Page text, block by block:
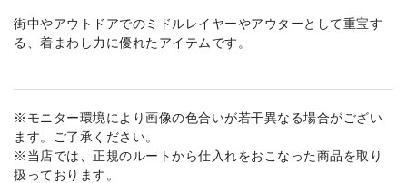
街中やアウトドアでのミドルレイヤーやアウターとして重宝す
る、着まわし力に優れたアイテムです。
※モニター環境により画像の色合いが若干異なる場合がござい
ます。ご了承ください。
※当店では、正規のルートから仕入れをおこなった商品を取り
扱っております。